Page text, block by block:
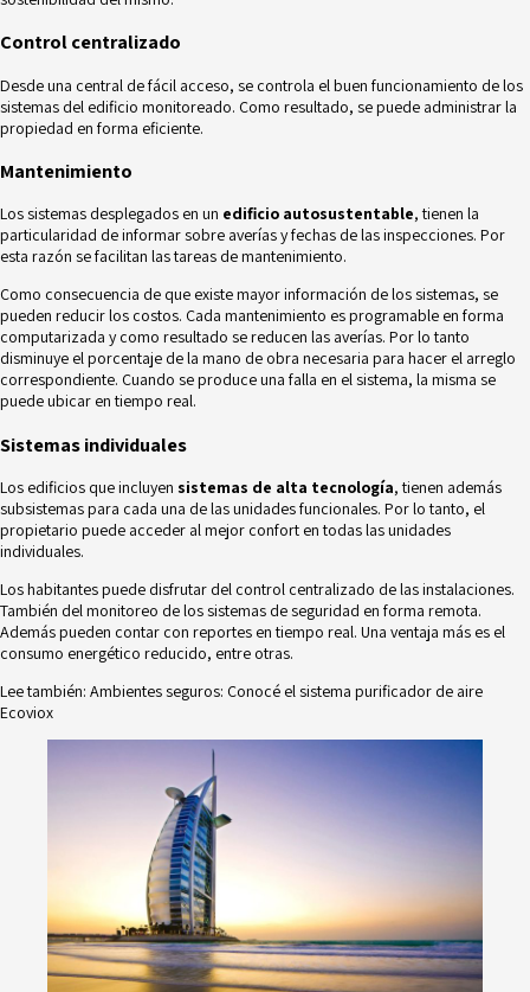
Control centralizado
Desde una central de fácil acceso, se controla el buen funcionamiento de los
sistemas del edificio monitoreado. Como resultado, se puede administrar la
propiedad en forma eficiente.
Mantenimiento
Los sistemas desplegados en un edificio autosustentable, tienen la
particularidad de informar sobre averías y fechas de las inspecciones. Por
esta razón se facilitan las tareas de mantenimiento.
Como consecuencia de que existe mayor información de los sistemas, se
pueden reducir los costos. Cada mantenimiento es programable en forma
computarizada y como resultado se reducen las averías. Por lo tanto
disminuye el porcentaje de la mano de obra necesaria para hacer el arreglo
correspondiente. Cuando se produce una falla en el sistema, la misma se
puede ubicar en tiempo real.
Sistemas individuales
Los edificios que incluyen sistemas de alta tecnología, tienen además
subsistemas para cada una de las unidades funcionales. Por lo tanto, el
propietario puede acceder al mejor confort en todas las unidades
individuales.
Los habitantes puede disfrutar del control centralizado de las instalaciones.
También del monitoreo de los sistemas de seguridad en forma remota.
Además pueden contar con reportes en tiempo real. Una ventaja más es el
consumo energético reducido, entre otras.
Lee también: Ambientes seguros: Conocé el sistema purificador de aire
Ecoviox